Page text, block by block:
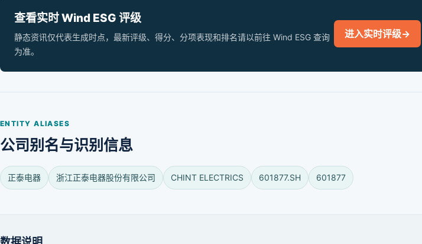
查看实时 Wind ESG 评级
静态资讯仅代表生成时点，最新评级、得分、分项表现和排名请以前往 Wind ESG 查询
为准。
进入实时评级→
ENTITY ALIASES
公司别名与识别信息
正泰电器 浙江正泰电器股份有限公司 CHINT ELECTRICS 601877.SH 601877